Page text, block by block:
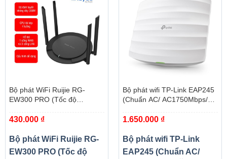
Bộ phát WiFi Ruijie RG-
EW300 PRO (Tốc độ
430.000 ₫
Bộ phát WiFi Ruijie RG-
EW300 PRO (Tốc độ
Bộ phát wifi TP-Link EAP245
(Chuẩn AC/ AC1750Mbps/
45User/ Gắn trần/tường)
1.650.000 ₫
Bộ phát wifi TP-Link
EAP245 (Chuẩn AC/